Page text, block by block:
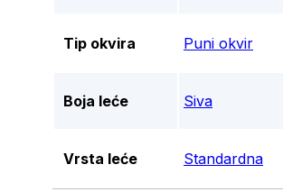
Tip okvira Puni okvir
Boja leće Siva
Vrsta leće Standardna